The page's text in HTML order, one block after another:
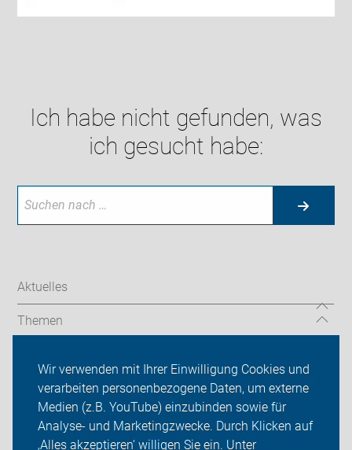
Wir verwenden mit Ihrer Einwilligung Cookies und
verarbeiten personenbezogene Daten, um externe
Medien (z.B. YouTube) einzubinden sowie für
Analyse- und Marketingzwecke. Durch Klicken auf
‚Alles akzeptieren‘ willigen Sie ein. Unter
Ich habe nicht gefunden, was
ich gesucht habe:
Aktuelles
Themen
ADFC Mannheim
Sei dabei